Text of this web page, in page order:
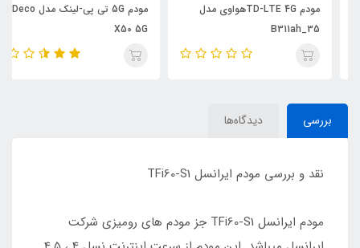
مودم TD-LTE 4Gهواوی مدل
B311ah_35
مودم 5G تی پی-لینک مدل Deco
X50 5G
بررسی دیدگاه‌ها
نقد و بررسی مودم ایرانسل TFi60-S1
مودم ایرانسل TFi60-S1 جز مودم های رومیزی شرکت